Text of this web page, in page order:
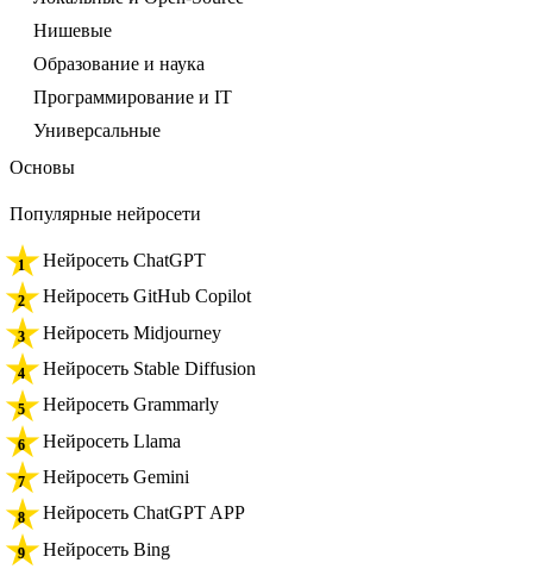
Нишевые
Образование и наука
Программирование и IT
Универсальные
Основы
Популярные нейросети
Нейросеть ChatGPT
Нейросеть GitHub Copilot
Нейросеть Midjourney
Нейросеть Stable Diffusion
Нейросеть Grammarly
Нейросеть Llama
Нейросеть Gemini
Нейросеть ChatGPT APP
Нейросеть Bing